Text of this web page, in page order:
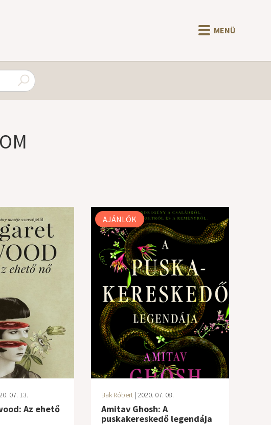
MENÜ
07. 13.
Az ehető
AJÁNLÓK
Bak Róbert| 2020. 07. 08.
Amitav Ghosh: A
puskakereskedő legendája